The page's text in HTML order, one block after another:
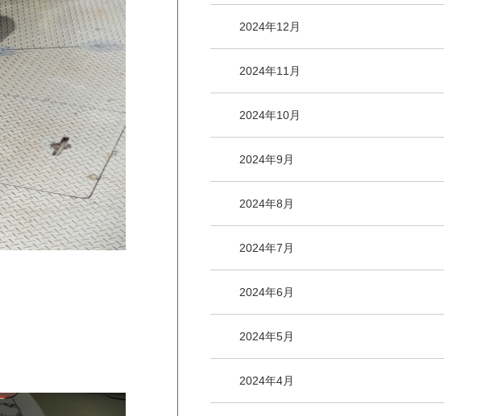
2024年12月
2024年11月
2024年10月
2024年9月
2024年8月
2024年7月
2024年6月
2024年5月
2024年4月